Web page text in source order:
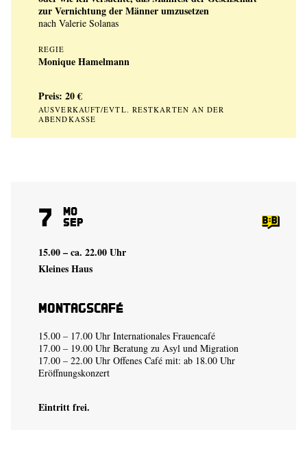
zur Vernichtung der Männer umzusetzen
nach Valerie Solanas
REGIE
Monique Hamelmann
Preis: 20 €
AUSVERKAUFT/EVTL. RESTKARTEN AN DER
ABENDKASSE
7 Mo
Sep
15.00 – ca. 22.00 Uhr
Kleines Haus
Montagscafé
15.00 – 17.00 Uhr Internationales Frauencafé
17.00 – 19.00 Uhr Beratung zu Asyl und Migration
17.00 – 22.00 Uhr Offenes Café mit: ab 18.00 Uhr
Eröffnungskonzert
Eintritt frei.